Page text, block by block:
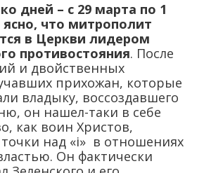
дней – с 29 марта по 1
ясно, что митрополит
в Церкви лидером
противостояния. После
и двойственных
прихожан, которые
владыку, воссоздавшего
он нашел-таки в себе
как воин Христов,
точки над «i» в отношениях
Он фактически